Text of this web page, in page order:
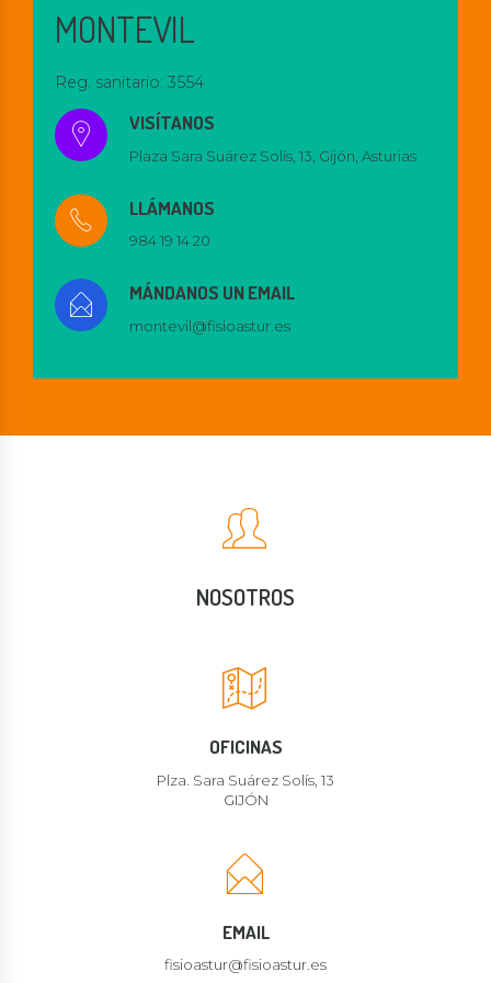
MONTEVIL
Reg. sanitario: 3554
VISÍTANOS
Plaza Sara Suárez Solís, 13, Gijón, Asturias
LLÁMANOS
984 19 14 20
MÁNDANOS UN EMAIL
montevil@fisioastur.es
NOSOTROS
OFICINAS
Plza. Sara Suárez Solís, 13
GIJÓN
EMAIL
fisioastur@fisioastur.es